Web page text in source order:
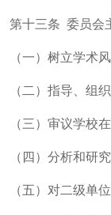
第十三条 委员会
（一）树立学术
（二）指导、组
（三）审议学校
（四）分析和研
（五）对二级单